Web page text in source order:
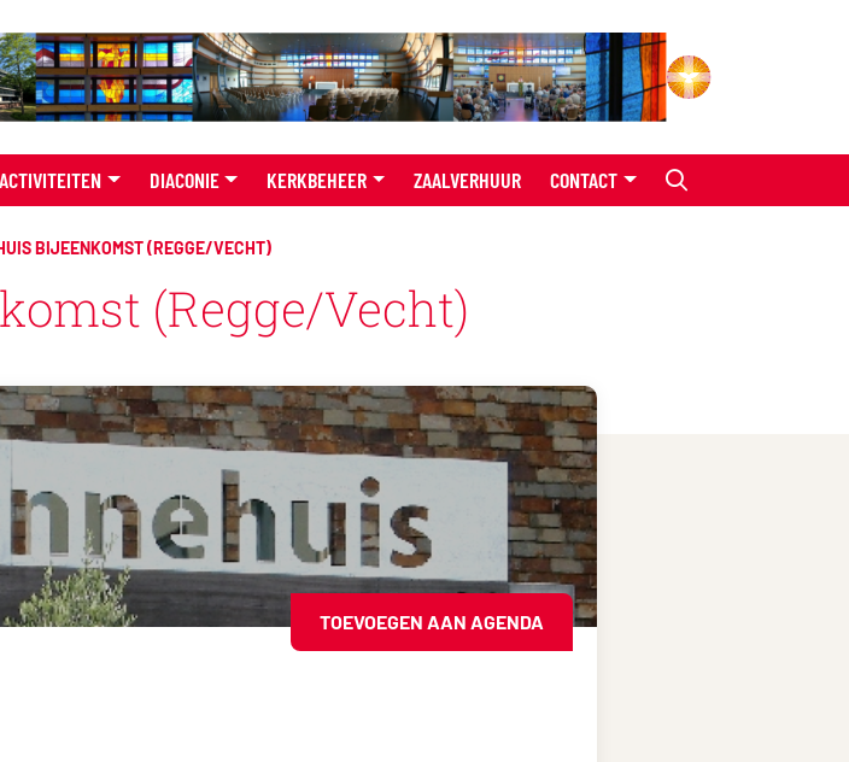
ACTIVITEITEN DIACONIE KERKBEHEER ZAALVERHUUR CONTACT
BIJEENKOMST (REGGE/VECHT)
(Regge/Vecht)
TOEVOEGEN AAN AGENDA